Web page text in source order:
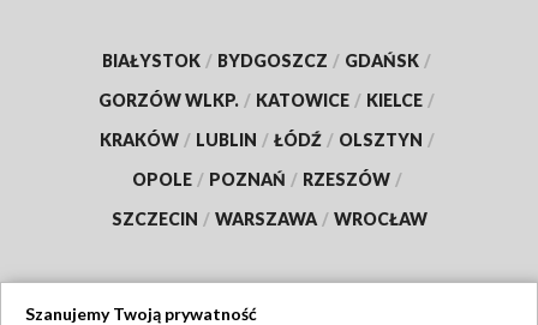
BIAŁYSTOK / BYDGOSZCZ / GDAŃSK /
GORZÓW WLKP. / KATOWICE / KIELCE /
KRAKÓW / LUBLIN / ŁÓDŹ / OLSZTYN /
OPOLE / POZNAŃ / RZESZÓW /
SZCZECIN / WARSZAWA / WROCŁAW
Szanujemy Twoją prywatność